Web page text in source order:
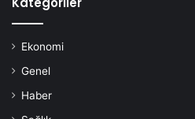
Ekonomi
Genel
Haber